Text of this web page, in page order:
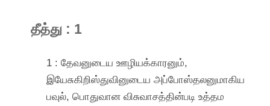
தீத்து : 1
1 : தேவனுடைய ஊழியக்காரனும்,
இயேசுகிறிஸ்துவினுடைய அப்போஸ்தலனுமாகிய
பவுல், பொதுவான விசுவாசத்தின்படி உத்தம